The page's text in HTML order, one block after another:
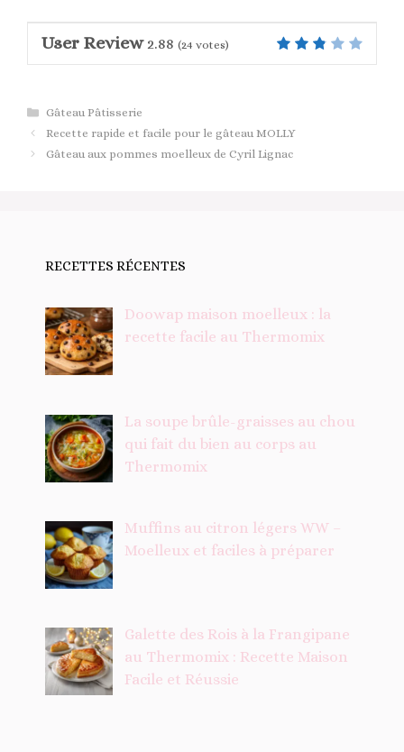
User Review 2.88 (24 votes)
Catégories
Gâteau Pâtisserie
Recette rapide et facile pour le gâteau MOLLY
Gâteau aux pommes moelleux de Cyril Lignac
RECETTES RÉCENTES
Doowap maison moelleux : la
recette facile au Thermomix
La soupe brûle-graisses au chou
qui fait du bien au corps au
Thermomix
Muffins au citron légers WW –
Moelleux et faciles à préparer
Galette des Rois à la Frangipane
au Thermomix : Recette Maison
Facile et Réussie